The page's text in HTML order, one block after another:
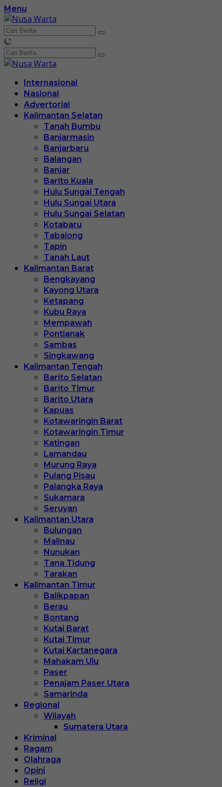
Langsung
ke
konten
Menu
Internasional
Nasional
Advertorial
Kalimantan Selatan
Tanah Bumbu
Banjarmasin
Banjarbaru
Balangan
Banjar
Barito Kuala
Hulu Sungai Tengah
Hulu Sungai Utara
Hulu Sungai Selatan
Kotabaru
Tabalong
Tapin
Tanah Laut
Kalimantan Barat
Bengkayang
Kayong Utara
Ketapang
Kubu Raya
Mempawah
Pontianak
Sambas
Singkawang
Kalimantan Tengah
Barito Selatan
Barito Timur
Barito Utara
Kapuas
Kotawaringin Barat
Kotawaringin Timur
Katingan
Lamandau
Murung Raya
Pulang Pisau
Palangka Raya
Sukamara
Seruyan
Kalimantan Utara
Bulungan
Malinau
Nunukan
Tana Tidung
Tarakan
Kalimantan Timur
Balikpapan
Berau
Bontang
Kutai Barat
Kutai Timur
Kutai Kartanegara
Mahakam Ulu
Paser
Penajam Paser Utara
Samarinda
Regional
Wilayah
Sumatera Utara
Kriminal
Ragam
Olahraga
Opini
Religi